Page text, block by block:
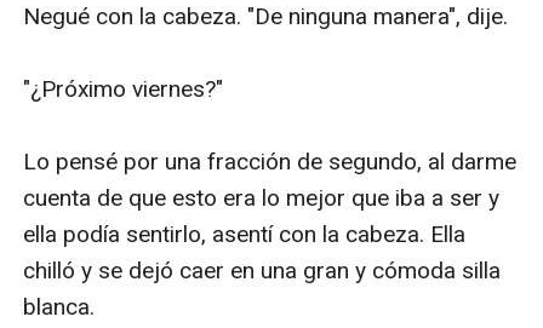
Negué con la cabeza. "De ninguna manera", dije.
"¿Próximo viernes?"
Lo pensé por una fracción de segundo, al darme
cuenta de que esto era lo mejor que iba a ser y
ella podía sentirlo, asentí con la cabeza. Ella
chilló y se dejó caer en una gran y cómoda silla
blanca.